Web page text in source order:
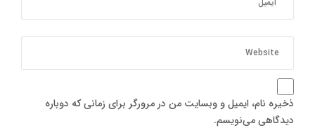
ذخیره نام، ایمیل و وبسایت من در مرورگر برای زمانی که دوباره
دیدگاهی می‌نویسم.